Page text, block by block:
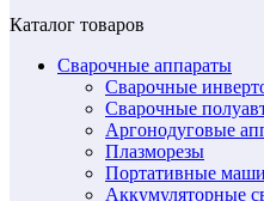
Каталог товаров
Сварочные аппараты
Сварочные
Сварочные
Аргонодуговые
Плазморезы
Портативные
Аккумуляторные